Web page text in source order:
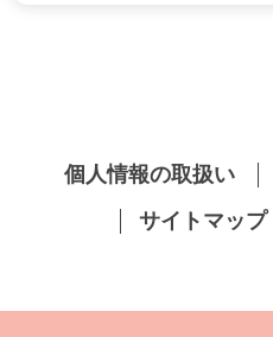
個人情報の取扱い
サイトマップ